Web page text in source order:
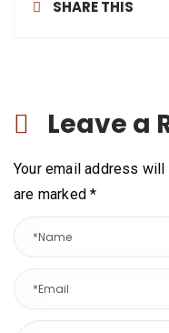
SHARE THIS
Leave a
Your email address
are marked*